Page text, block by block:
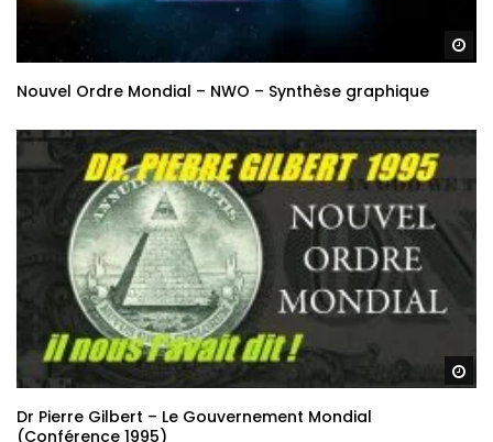
Nouvel Ordre Mondial – NWO – Synthèse graphique
Dr Pierre Gilbert – Le Gouvernement Mondial
(Conférence 1995)